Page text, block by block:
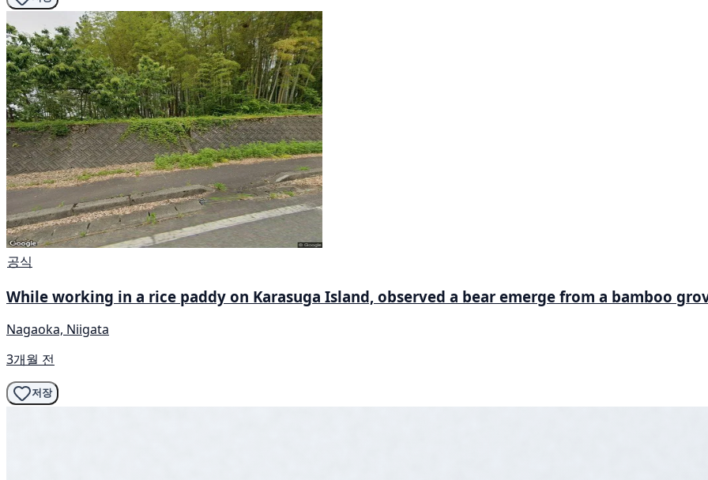
공식
While working in a rice paddy on Karasuga Island, observed a bear emerge from a bamboo
Nagaoka, Niigata
3개월 전
저장